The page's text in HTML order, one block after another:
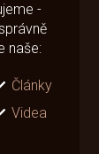
-
naše:
Články
Videa